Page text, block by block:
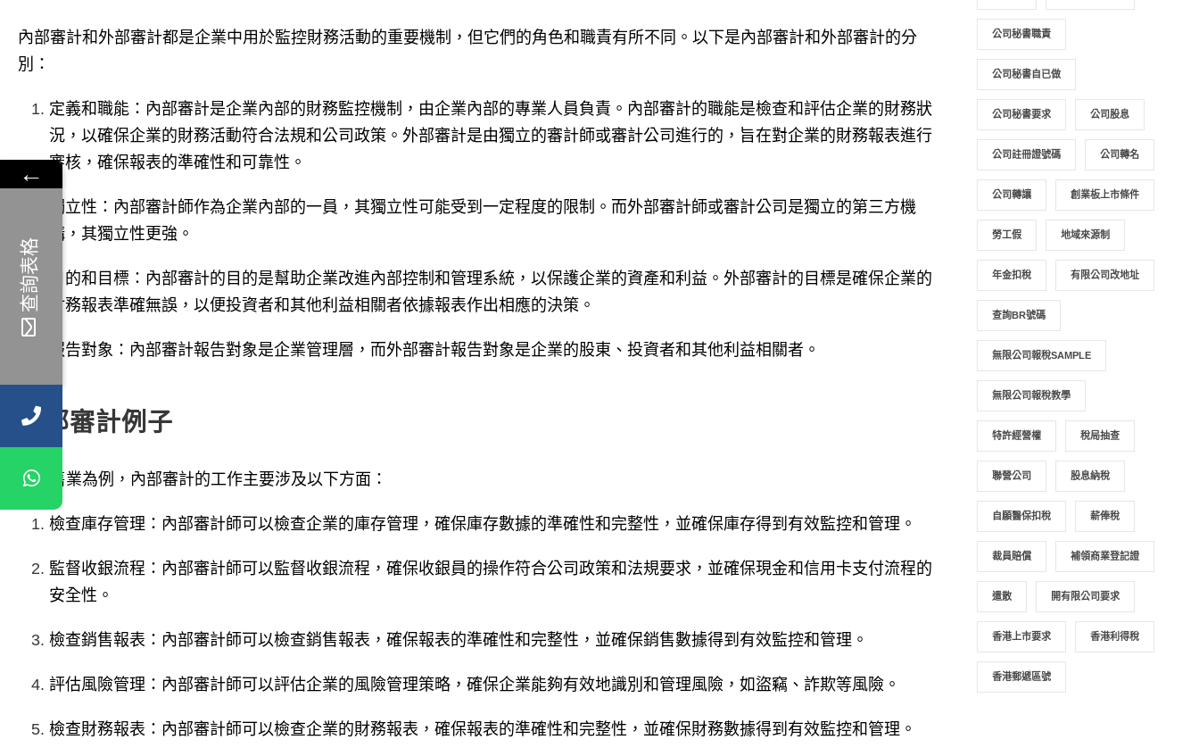
內部審計和外部審計都是企業中用於監控財務活動的重要機制，但它們的角色和職責有所不同。以下是內部審計和外部審計的分
別：
定義和職能：內部審計是企業內部的財務監控機制，由企業內部的專業人員負責。內部審計的職能是檢查和評估企業的財務狀
況，以確保企業的財務活動符合法規和公司政策。外部審計是由獨立的審計師或審計公司進行的，旨在對企業的財務報表進行
審核，確保報表的準確性和可靠性。
獨立性：內部審計師作為企業內部的一員，其獨立性可能受到一定程度的限制。而外部審計師或審計公司是獨立的第三方機
構，其獨立性更強。
目的和目標：內部審計的目的是幫助企業改進內部控制和管理系統，以保護企業的資產和利益。外部審計的目標是確保企業的
財務報表準確無誤，以便投資者和其他利益相關者依據報表作出相應的決策。
報告對象：內部審計報告對象是企業管理層，而外部審計報告對象是企業的股東、投資者和其他利益相關者。
內部審計例子
以零售業為例，內部審計的工作主要涉及以下方面：
檢查庫存管理：內部審計師可以檢查企業的庫存管理，確保庫存數據的準確性和完整性，並確保庫存得到有效監控和管理。
監督收銀流程：內部審計師可以監督收銀流程，確保收銀員的操作符合公司政策和法規要求，並確保現金和信用卡支付流程的
安全性。
檢查銷售報表：內部審計師可以檢查銷售報表，確保報表的準確性和完整性，並確保銷售數據得到有效監控和管理。
評估風險管理：內部審計師可以評估企業的風險管理策略，確保企業能夠有效地識別和管理風險，如盜竊、詐欺等風險。
檢查財務報表：內部審計師可以檢查企業的財務報表，確保報表的準確性和完整性，並確保財務數據得到有效監控和管理。
公司秘書職責
公司秘書自已做
公司秘書要求 公司股息
公司註冊證號碼 公司轉名
公司轉讓 創業板上市條件
勞工假 地域來源制
年金扣稅 有限公司改地址
查詢BR號碼
無限公司報稅SAMPLE
無限公司報稅教學
特許經營權 稅局抽查
聯營公司 股息納稅
自願醫保扣稅 薪俸稅
裁員賠償 補領商業登記證
遣散 開有限公司要求
香港上市要求 香港利得稅
香港郵遞區號
←
查詢表格
←
查詢表格